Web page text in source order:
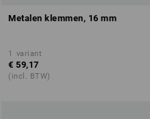
Metalen klemmen, 16 mm
1 variant
€ 59,17
(incl. BTW)